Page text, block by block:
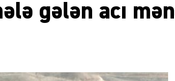
gələn acı